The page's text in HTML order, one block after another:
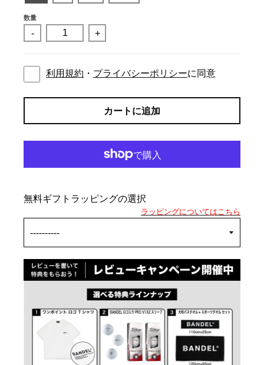
数量
- +
利用規約 ・ プライバシーポリシーに同意
カートに追加
無料ギフトラッピングの選択
ラッピングについてはこちら